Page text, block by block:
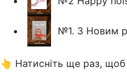
№1. З Новим
👆 Натисніть ще раз,